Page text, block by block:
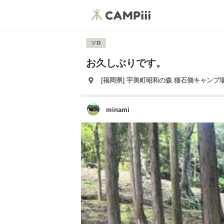
ソロ
お久しぶりです。
[福岡県] 宇美町昭和の森 猫石側キャンプ
minami